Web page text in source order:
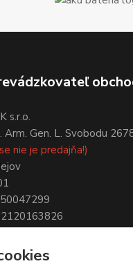
s.r.o.
Arm. Gen. L. Svobodu
nie je predajňa!)
50047299
2120163826